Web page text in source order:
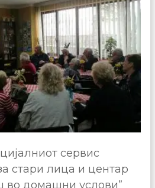
сервис
стари лица и центар
домашни услови”